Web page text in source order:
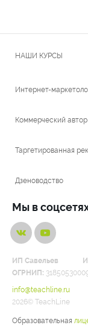
НАШИ КУРСЫ
Интернет-
Коммерческий автор
Таргетированная
Дзеноводство
Мы в
ИП Савельев
ОГРНИП:
info@teachline.ru
2026© TeachLine
Образовательная